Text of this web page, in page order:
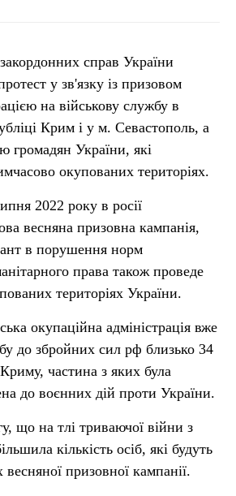
закордонних справ України
у зв'язку із призовом
на військову службу в
Крим і у м. Севастополь, а
громадян України, які
окупованих територіях.
2022 року в росії
весняна призовна кампанія,
в порушення норм
права також проведе
територіях України.
окупаційна адміністрація вже
до збройних сил рф близько 34
частина з яких була
до воєнних дій проти України.
що на тлі триваючої війни з
кількість осіб, які будуть
призовної кампанії.